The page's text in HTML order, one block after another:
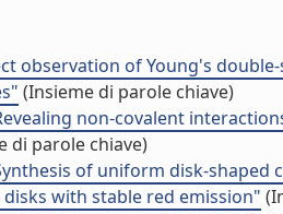
observation of Young's
(Insieme di parole chiave)
non-covalent
di parole chiave)
of uniform disk-
with stable red emission"